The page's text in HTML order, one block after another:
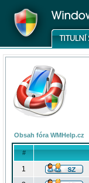
Obsah fóra WMHelp.cz
#
1